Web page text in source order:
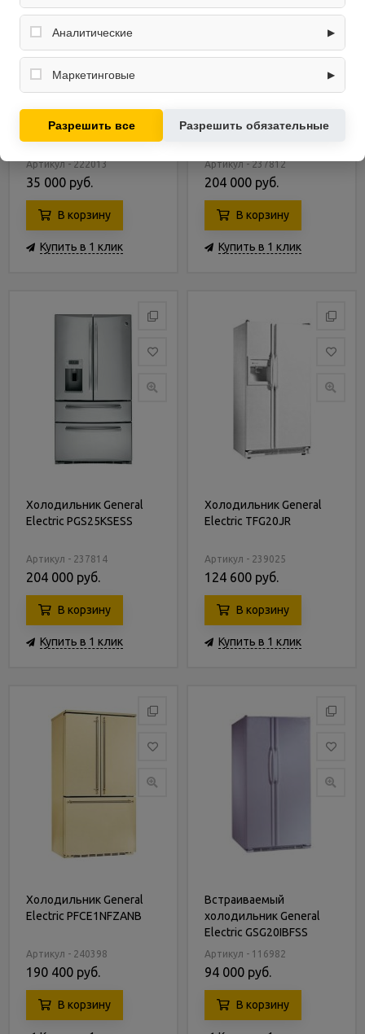
Сплит-система General
Electric GAIRB16
Артикул - 222013
35 000 руб.
В корзину
Купить в 1 клик
Electric PFIE1NFZAKB
Артикул - 237812
204 000 руб.
В корзину
Купить в 1 клик
Холодильник General
Electric PGS25KSESS
Артикул - 237814
204 000 руб.
В корзину
Купить в 1 клик
Холодильник General
Electric TFG20JR
Артикул - 239025
124 600 руб.
В корзину
Купить в 1 клик
Холодильник General
Electric PFCE1NFZANB
Артикул - 240398
190 400 руб.
В корзину
Встраиваемый
холодильник General
Electric GSG20IBFSS
Артикул - 116982
94 000 руб.
В корзину
Обеспечивают корректную работу сайта: оформление
заказа, корзина, вход в личный кабинет. Без них основные
Аналитические ▶
Собирают обезличенную информацию о посещениях и
использовании сайта (например, счётчики аналитики),
Маркетинговые ▶
предложений на основе ваших интересов.
Разрешить все Разрешить обязательные